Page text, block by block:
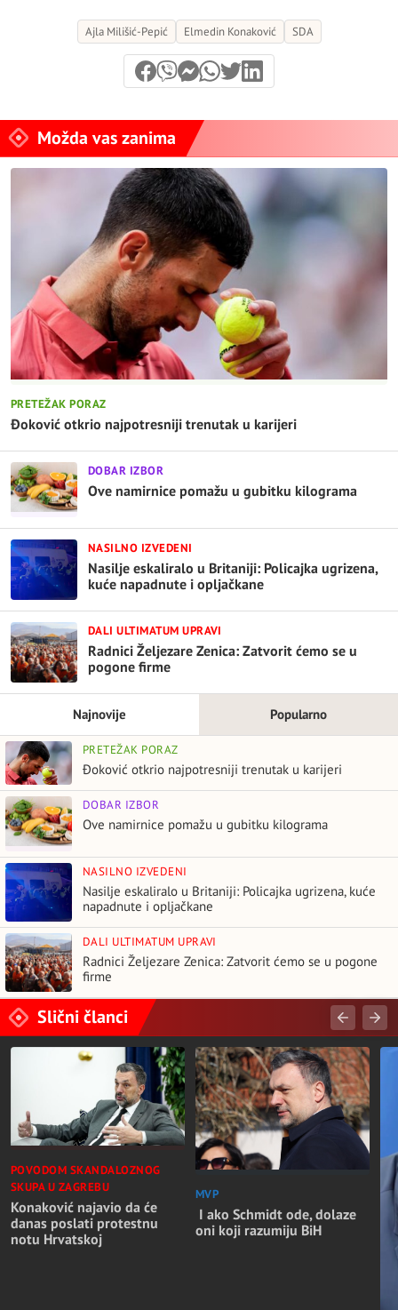
Ajla Milišić-Pepić Elmedin Konaković SDA
Možda vas zanima
PRETEŽAK PORAZ
Đoković otkrio najpotresniji trenutak u karijeri
DOBAR IZBOR
Ove namirnice pomažu u gubitku kilograma
NASILNO IZVEDENI
Nasilje eskaliralo u Britaniji: Policajka ugrizena,
kuće napadnute i opljačkane
DALI ULTIMATUM UPRAVI
Radnici Željezare Zenica: Zatvorit ćemo se u
pogone firme
Najnovije Popularno
PRETEŽAK PORAZ
Đoković otkrio najpotresniji trenutak u karijeri
DOBAR IZBOR
Ove namirnice pomažu u gubitku kilograma
NASILNO IZVEDENI
Nasilje eskaliralo u Britaniji: Policajka ugrizena, kuće
napadnute i opljačkane
DALI ULTIMATUM UPRAVI
Radnici Željezare Zenica: Zatvorit ćemo se u pogone
firme
Slični članci
POVODOM SKANDALOZNOG
SKUPA U ZAGREBU
Konaković najavio da će
danas poslati protestnu
notu Hrvatskoj
MVP
I ako Schmidt ode, dolaze
oni koji razumiju BiH